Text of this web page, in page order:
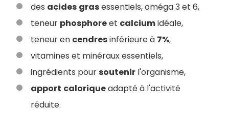
des acides grasessentiels, oméga 3 et 6,
teneur phosphoreet calciumidéale,
teneur en cendresinférieure à 7%,
vitamines et minéraux essentiels,
ingrédients poursoutenir l'organisme,
apport caloriqueadapté à l'activité
réduite.